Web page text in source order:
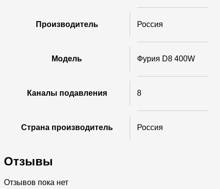
Производитель Россия
Модель Фурия D8 400W
Каналы подавления 8
Страна производитель Россия
Отзывы
Отзывов пока нет